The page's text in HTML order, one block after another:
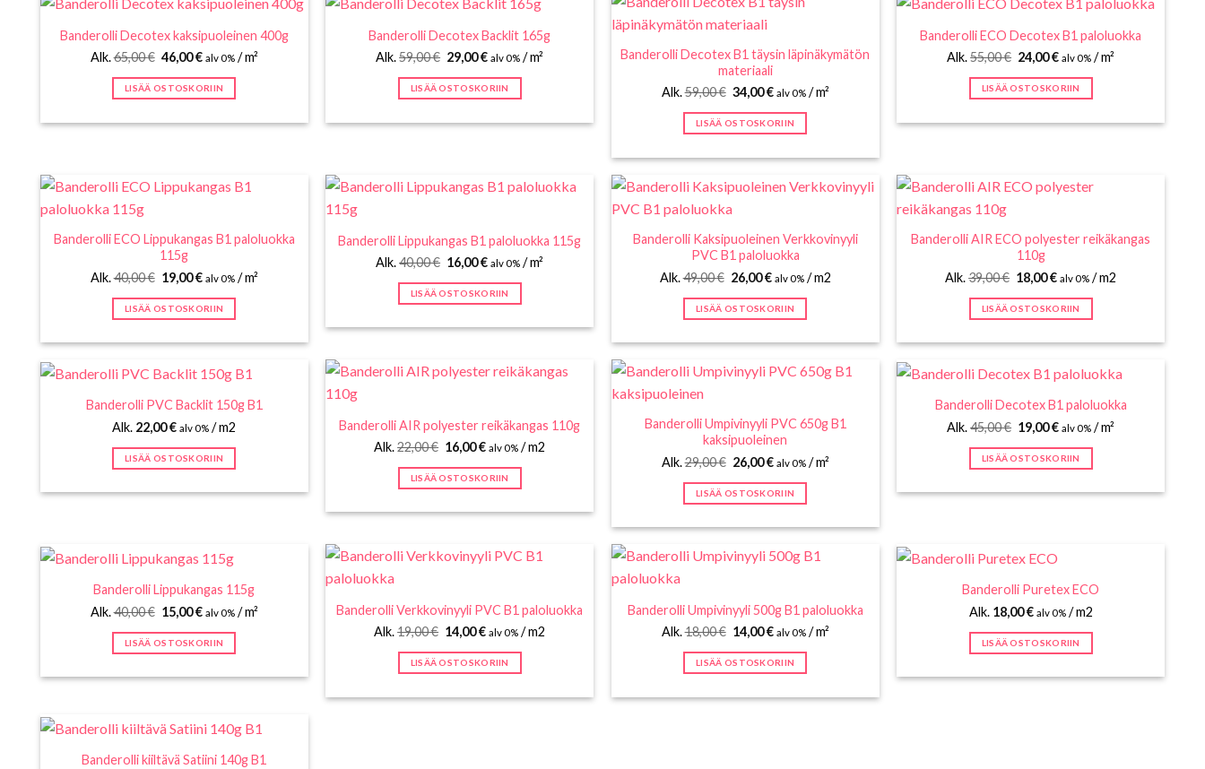
Banderolli Decotex kaksipuoleinen 400g
Alk.65,00€ Alkuperäinen
hinta
oli:
65,00 €.
46,00€Nykyinen
on:
46,00 €.
alv 0%/ m²
LISÄÄ OSTOSKORIIN
Banderolli Decotex Backlit 165g
Alk.59,00€ Alkuperäinen
hinta
oli:
59,00 €.
29,00€Nykyinen
on:
29,00 €.
alv 0% / m²
LISÄÄ OSTOSKORIIN
Banderolli Decotex B1 täysin läpinäkymätön
materiaali
Alk.59,00€ Alkuperäinen
hinta
oli:
59,00 €.
34,00€Nykyinen
on:
34,00 €.
alv 0%/ m²
LISÄÄ OSTOSKORIIN
Banderolli ECO Decotex B1 paloluokka
Alk.55,00€ Alkuperäinen
hinta
oli:
55,00 €.
24,00€Nykyinen
on:
24,00 €.
alv 0% / m²
LISÄÄ OSTOSKORIIN
Banderolli ECO Lippukangas B1 paloluokka
115g
Alk.40,00€ Alkuperäinen
hinta
oli:
40,00 €.
19,00€Nykyinen
on:
19,00 €.
alv 0%/ m²
LISÄÄ OSTOSKORIIN
Banderolli Lippukangas B1 paloluokka 115g
Alk.40,00€ Alkuperäinen
hinta
oli:
40,00 €.
16,00€Nykyinen
on:
16,00 €.
alv 0% / m²
LISÄÄ OSTOSKORIIN
Banderolli Kaksipuoleinen Verkkovinyyli
PVC B1 paloluokka
Alk.49,00€ Alkuperäinen
hinta
oli:
49,00 €.
26,00€Nykyinen
on:
26,00 €.
alv 0%/ m2
LISÄÄ OSTOSKORIIN
Banderolli AIR ECO polyester reikäkangas
110g
Alk.39,00€ Alkuperäinen
hinta
oli:
39,00 €.
18,00€Nykyinen
on:
18,00 €.
alv 0% / m2
LISÄÄ OSTOSKORIIN
Banderolli PVC Backlit 150g B1
Alk. 22,00€ alv 0% / m2
LISÄÄ OSTOSKORIIN
Banderolli AIR polyester reikäkangas 110g
Alk.22,00€ Alkuperäinen
hinta
oli:
22,00 €.
16,00€Nykyinen
on:
16,00 €.
alv 0% / m2
LISÄÄ OSTOSKORIIN
Banderolli Umpivinyyli PVC 650g B1
kaksipuoleinen
Alk.29,00€ Alkuperäinen
hinta
oli:
29,00 €.
26,00€Nykyinen
on:
26,00 €.
alv 0%/ m²
LISÄÄ OSTOSKORIIN
Banderolli Decotex B1 paloluokka
Alk.45,00€ Alkuperäinen
hinta
oli:
45,00 €.
19,00€Nykyinen
on:
19,00 €.
alv 0% / m²
LISÄÄ OSTOSKORIIN
Banderolli Lippukangas 115g
Alk.40,00€ Alkuperäinen
hinta
oli:
40,00 €.
15,00€Nykyinen
on:
15,00 €.
alv 0%/ m²
LISÄÄ OSTOSKORIIN
Banderolli Verkkovinyyli PVC B1 paloluokka
Alk.19,00€ Alkuperäinen
hinta
oli:
19,00 €.
14,00€Nykyinen
on:
14,00 €.
alv 0% / m2
LISÄÄ OSTOSKORIIN
Banderolli Umpivinyyli 500g B1 paloluokka
Alk.18,00€ Alkuperäinen
hinta
oli:
18,00 €.
14,00€Nykyinen
on:
14,00 €.
alv 0%/ m²
LISÄÄ OSTOSKORIIN
Banderolli Puretex ECO
Alk. 18,00€ alv 0%/ m2
LISÄÄ OSTOSKORIIN
Banderolli kiiltävä Satiini 140g B1